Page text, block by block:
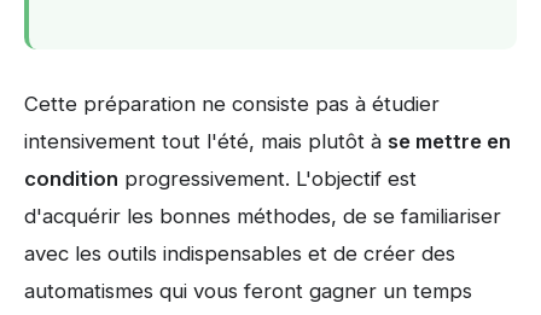
Cette préparation ne consiste pas à étudier
intensivement tout l'été, mais plutôt à se mettre en
condition progressivement. L'objectif est
d'acquérir les bonnes méthodes, de se familiariser
avec les outils indispensables et de créer des
automatismes qui vous feront gagner un temps